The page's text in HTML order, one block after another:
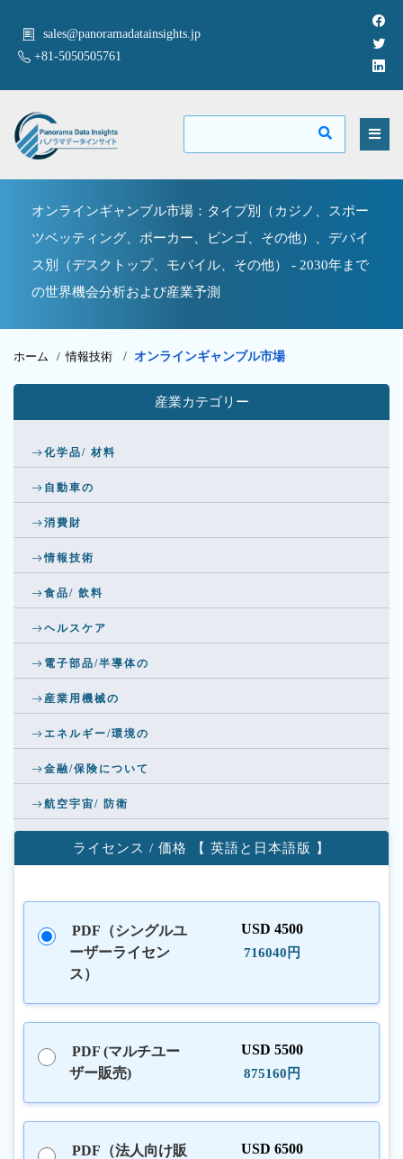
sales@panoramadatainsights.jp
+81-5050505761
オンラインギャンブル市場：タイプ別（カジノ、スポー
ツベッティング、ポーカー、ビンゴ、その他）、デバイ
ス別（デスクトップ、モバイル、その他） - 2030年まで
の世界機会分析および産業予測
ホーム /情報技術 / オンラインギャンブル市場
産業カテゴリー
化学品/ 材料
自動車の
消費財
情報技術
食品/ 飲料
ヘルスケア
電子部品/半導体の
産業用機械の
エネルギー/環境の
金融/保険について
航空宇宙/ 防衛
ライセンス / 価格 【 英語と日本語版 】
PDF（シングルユ
ーザーライセン
ス）
USD 4500
716040円
PDF (マルチユー
ザー販売)
USD 5500
875160円
PDF（法人向け販
USD 6500